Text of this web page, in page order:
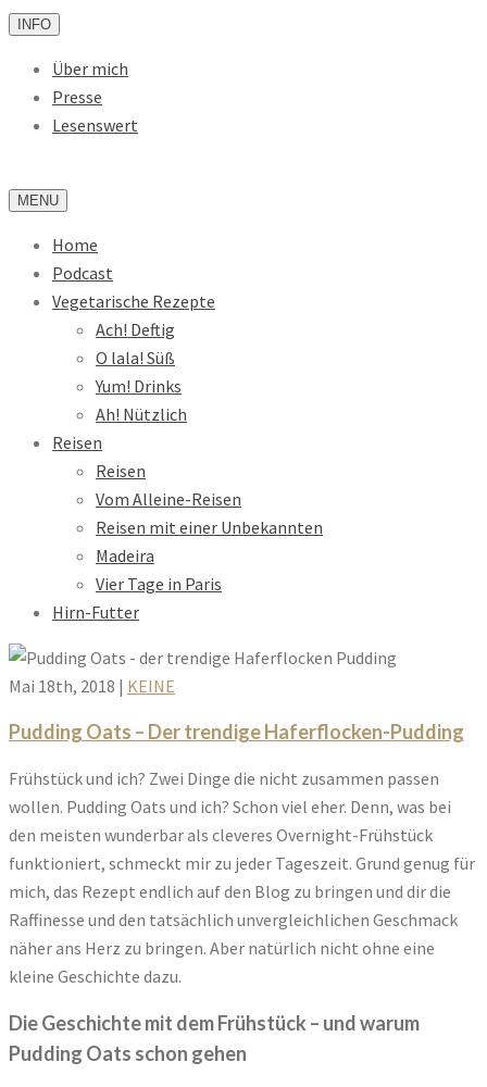
INFO
Über mich
Presse
Lesenswert
MENU
Home
Podcast
Vegetarische Rezepte
Ach! Deftig
O lala! Süß
Yum! Drinks
Ah! Nützlich
Reisen
Reisen
Vom Alleine-Reisen
Reisen mit einer Unbekannten
Madeira
Vier Tage in Paris
Hirn-Futter
Mai 18th, 2018 | KEINE
Pudding Oats – Der trendige Haferflocken-Pudding
Frühstück und ich? Zwei Dinge die nicht zusammen passen
wollen. Pudding Oats und ich? Schon viel eher. Denn, was bei
den meisten wunderbar als cleveres Overnight-Frühstück
funktioniert, schmeckt mir zu jeder Tageszeit. Grund genug für
mich, das Rezept endlich auf den Blog zu bringen und dir die
Raffinesse und den tatsächlich unvergleichlichen Geschmack
näher ans Herz zu bringen. Aber natürlich nicht ohne eine
kleine Geschichte dazu.
Die Geschichte mit dem Frühstück – und warum
Pudding Oats schon gehen